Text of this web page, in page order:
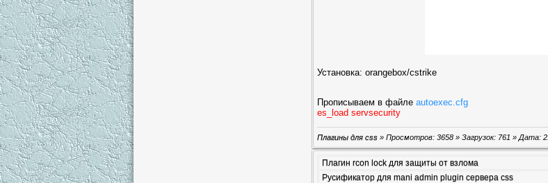
Установка: orangebox/cstrike
Прописываем в файле autoexec.cfg
es_load servsecurity
Плагины для css » Просмотров: 3658 » Загрузок: 761 » Дата:
Плагин rcon lock для защиты от взлома
Русификатор для mani admin plugin сервера css